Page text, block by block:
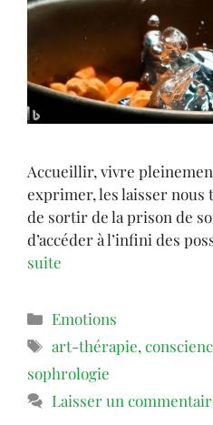
Accueillir, vivre
exprimer, les laisser
de sortir de la prison de
d’accéder à l’infini des
suite
Emotions
art-thérapie,
sophrologie
Laisser un